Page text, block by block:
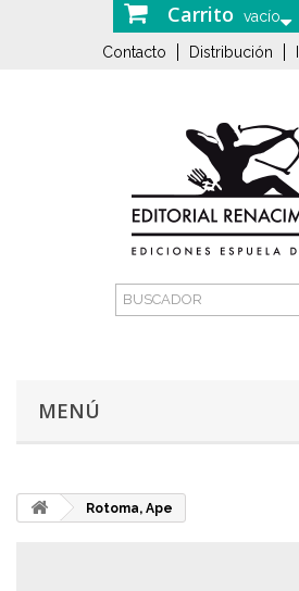
Carrito vacío
Contacto Distribución
MENÚ
Rotoma, Ape